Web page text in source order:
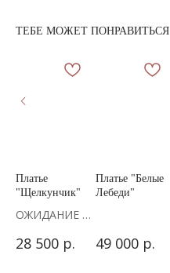
ТЕБЕ МОЖЕТ ПОНРАВИТЬСЯ
Платье
"Щелкунчик"
ОЖИДАНИЕ 9
28 500 р.
Платье "Белые
Лебеди"
49 000 р.